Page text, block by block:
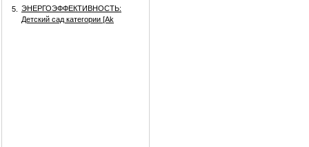
5.
ЭНЕРГОЭФФЕКТИВНОСТЬ:
Детский сад категории [Аk